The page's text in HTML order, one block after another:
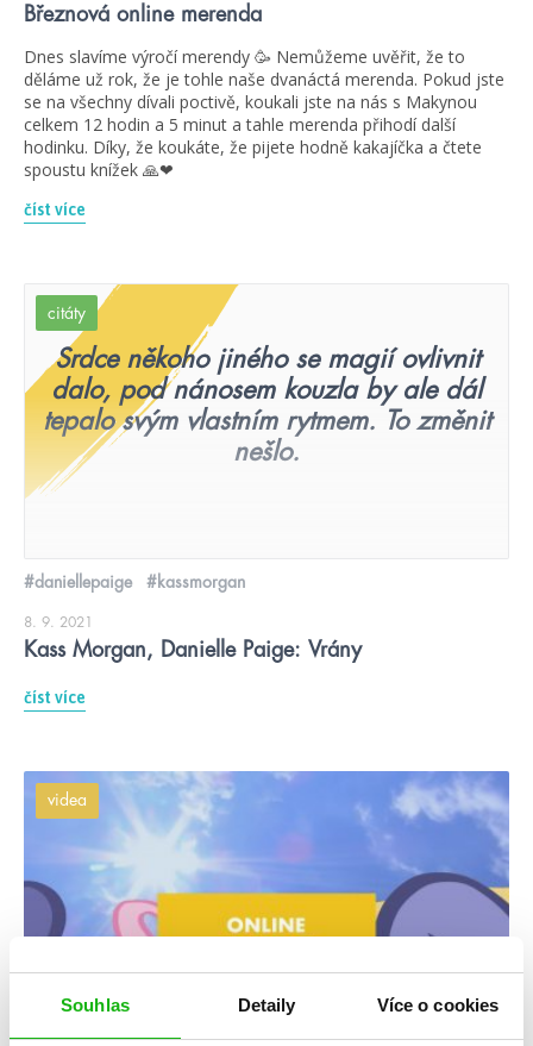
Souhlas Detaily Více o cookies
Březnová online merenda
Dnes slavíme výročí merendy 🥳 Nemůžeme uvěřit, že to
děláme už rok, že je tohle naše dvanáctá merenda. Pokud jste
se na všechny dívali poctivě, koukali jste na nás s Makynou
celkem 12 hodin a 5 minut a tahle merenda přihodí další
hodinku. Díky, že koukáte, že pijete hodně kakajíčka a čtete
spoustu knížek 🙏❤
číst více
citáty
Srdce někoho jiného se magií ovlivnit
dalo, pod nánosem kouzla by ale dál
tepalo svým vlastním rytmem. To změnit
nešlo.
#daniellepaige #kassmorgan
8. 9. 2021
Kass Morgan, Danielle Paige: Vrány
číst více
videa